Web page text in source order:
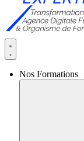
Nos Formations